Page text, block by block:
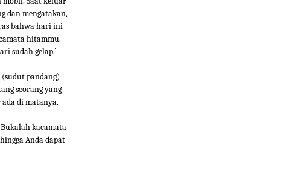
dan mengatakan,
bahwa hari ini
hitammu.
sudah gelap.`
pandang)
seorang yang
di matanya.
kacamata
Anda dapat